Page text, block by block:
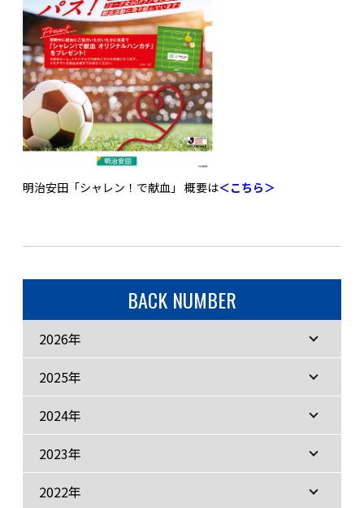
明治安田「シャレン！で献血」 概要は＜こちら＞
BACK NUMBER
2026年
2025年
2024年
2023年
2022年